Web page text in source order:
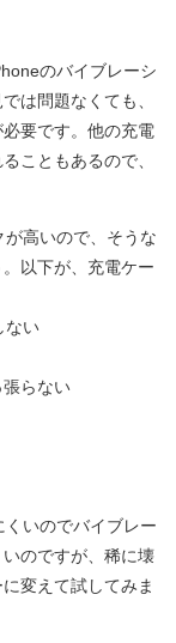
のバイブレーシ
は問題なくても、
要です。他の充電
こともあるので、
が高いので、そうな
以下が、充電ケー
ない
張らない
いのでバイブレー
のですが、稀に壊
変えて試してみま